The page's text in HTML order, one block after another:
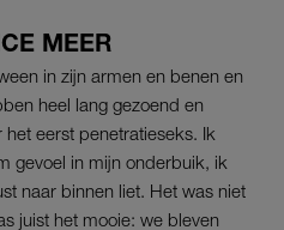
MEER
in zijn armen en benen en
heel lang gezoend en
eerst penetratieseks. Ik
gevoel in mijn onderbuik, ik
naar binnen liet. Het was niet
juist het mooie: we bleven